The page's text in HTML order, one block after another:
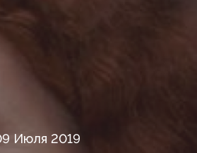
Июля 2019